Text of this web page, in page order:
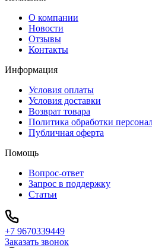
О компании
Новости
Отзывы
Контакты
Информация
Условия оплаты
Условия доставки
Возврат товара
Политика обработки
Публичная оферта
Помощь
Вопрос-ответ
Запрос в поддержку
Статьи
+7 9670339449
Заказать звонок